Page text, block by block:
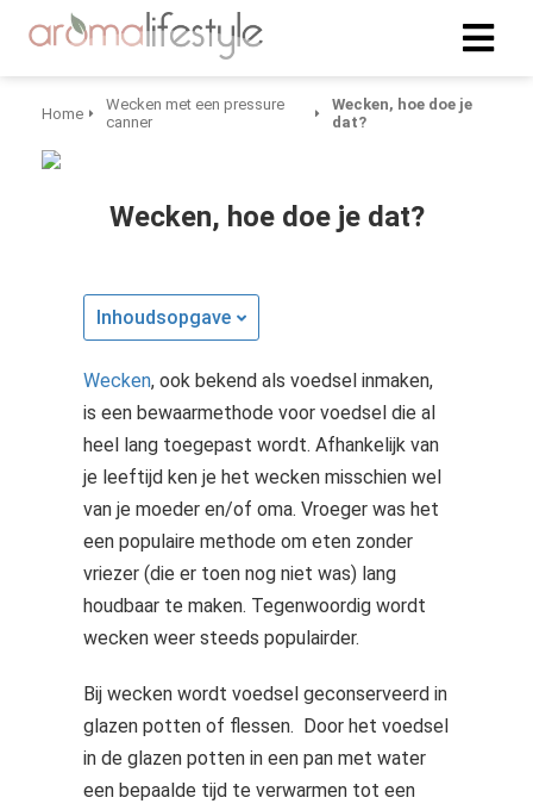
Home
Wecken met een pressure
canner
Wecken, hoe doe je
dat?
Wecken, hoe doe je dat?
Inhoudsopgave
Wecken, ook bekend als voedsel inmaken,
is een bewaarmethode voor voedsel die al
heel lang toegepast wordt. Afhankelijk van
je leeftijd ken je het wecken misschien wel
van je moeder en/of oma. Vroeger was het
een populaire methode om eten zonder
vriezer (die er toen nog niet was) lang
houdbaar te maken. Tegenwoordig wordt
wecken weer steeds populairder.
Bij wecken wordt voedsel geconserveerd in
glazen potten of flessen. Door het voedsel
in de glazen potten in een pan met water
een bepaalde tijd te verwarmen tot een